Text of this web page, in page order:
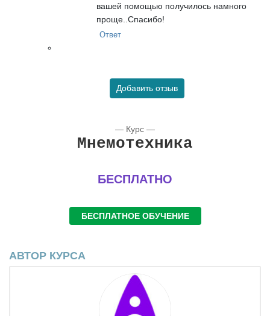
вашей помощью получилось намного
проще..Спасибо!
Ответ
Добавить отзыв
— Курс —
Мнемотехника
БЕСПЛАТНО
БЕСПЛАТНОЕ ОБУЧЕНИЕ
АВТОР КУРСА